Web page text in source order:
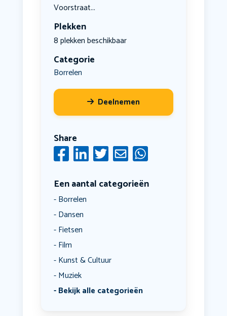
Voorstraat...
Plekken
8 plekken beschikbaar
Categorie
Borrelen
Deelnemen
Share
Een aantal categorieën
Borrelen
Dansen
Fietsen
Film
Kunst & Cultuur
Muziek
Bekijk alle categorieën